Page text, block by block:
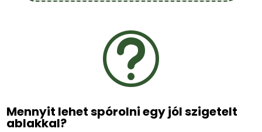
t
Mennyit lehet spórolni egy jól szigetelt
ablakkal?